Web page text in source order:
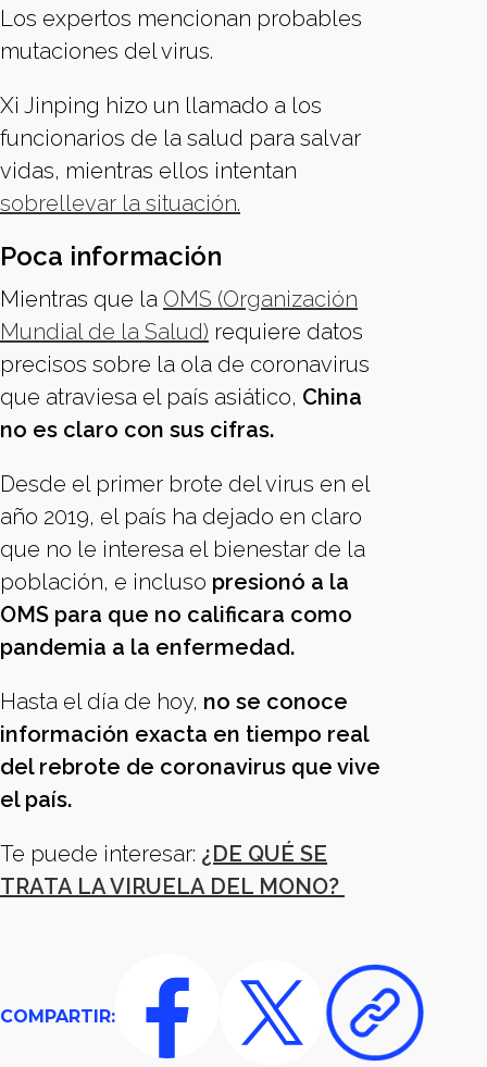
Los expertos mencionan probables
mutaciones del virus.
Xi Jinping hizo un llamado a los
funcionarios de la salud para salvar
vidas, mientras ellos intentan
sobrellevar la situación.
Poca información
Mientras que la OMS (Organización
Mundial de la Salud) requiere datos
precisos sobre la ola de coronavirus
que atraviesa el país asiático, China
no es claro con sus cifras.
Desde el primer brote del virus en el
año 2019, el país ha dejado en claro
que no le interesa el bienestar de la
población, e incluso presionó a la
OMS para que no calificara como
pandemia a la enfermedad.
Hasta el día de hoy, no se conoce
información exacta en tiempo real
del rebrote de coronavirus que vive
el país.
Te puede interesar: ¿DE QUÉ SE
TRATA LA VIRUELA DEL MONO?
COMPARTIR: